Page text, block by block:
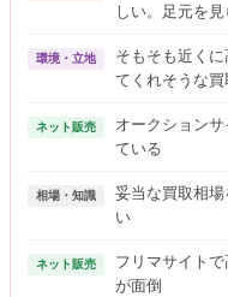
しい。足元を
環境・立地
そもそも近く
てくれそうな
ネット販売
オークション
ている
相場・知識
妥当な買取相
い
ネット販売
フリマサイト
が面倒